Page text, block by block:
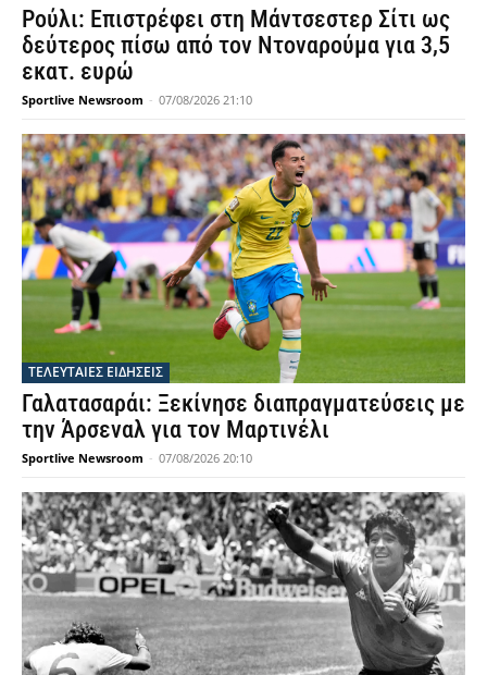
Ρούλι: Επιστρέφει στη Μάντσεστερ Σίτι ως
δεύτερος πίσω από τον Ντοναρούμα για 3,5
εκατ. ευρώ
Sportlive Newsroom - 07/08/2026 21:10
ΤΕΛΕΥΤΑΙΕΣ ΕΙΔΗΣΕΙΣ
Γαλατασαράι: Ξεκίνησε διαπραγματεύσεις με
την Άρσεναλ για τον Μαρτινέλι
Sportlive Newsroom - 07/08/2026 20:10